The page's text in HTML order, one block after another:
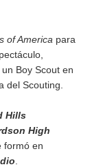
of America para
Boy Scout en
del Scouting.
Hills
High
formó en